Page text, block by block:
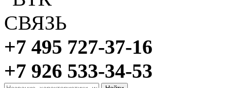
+7 495 727-37-16
+7 926 533-34-53